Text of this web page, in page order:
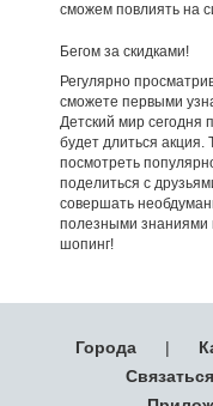
сможем повлиять на
Бегом за скидками!
Регулярно
сможете первыми
Детский мир сегодня
будет длиться акция.
посмотреть
поделиться с
совершать
полезными знаниями
шопинг!
Города |